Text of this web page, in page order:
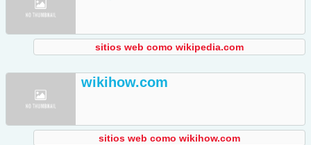
sitios web como wikipedia.com
wikihow.com
sitios web como wikihow.com